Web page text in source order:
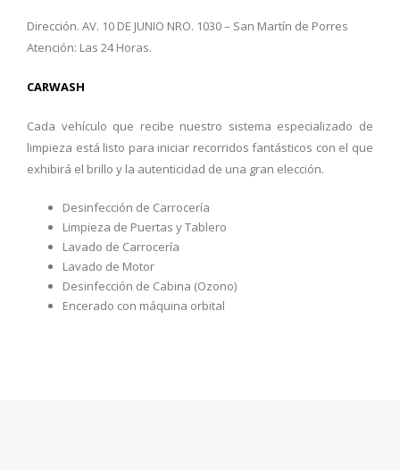
Dirección. AV. 10 DE JUNIO NRO. 1030 – San Martín de Porres
Atención: Las 24 Horas.
CARWASH
Cada vehículo que recibe nuestro sistema especializado de
limpieza está listo para iniciar recorridos fantásticos con el que
exhibirá el brillo y la autenticidad de una gran elección.
Desinfección de Carrocería
Limpieza de Puertas y Tablero
Lavado de Carrocería
Lavado de Motor
Desinfección de Cabina (Ozono)
Encerado con máquina orbital